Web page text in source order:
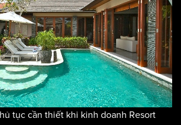
tục cần thiết khi kinh doanh Resort